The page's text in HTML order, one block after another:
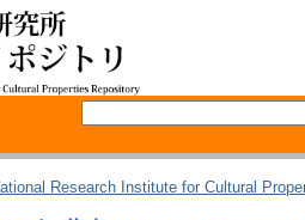
Research Institute for Cultural